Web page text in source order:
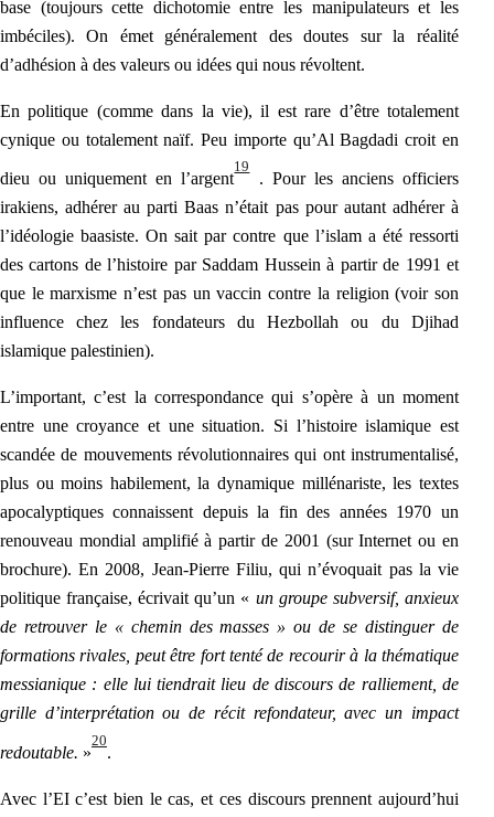
base (toujours cette dichotomie entre les manipulateurs et les
imbéciles). On émet généralement des doutes sur la réalité
d’adhésion à des valeurs ou idées qui nous révoltent.
En politique (comme dans la vie), il est rare d’être totalement
cynique ou totalement naïf. Peu importe qu’Al Bagdadi croit en
dieu ou uniquement en l’argent
19
. Pour les anciens officiers
irakiens, adhérer au parti Baas n’était pas pour autant adhérer à
l’idéologie baasiste. On sait par contre que l’islam a été ressorti
des cartons de l’histoire par Saddam Hussein à partir de 1991 et
que le marxisme n’est pas un vaccin contre la religion (voir son
influence chez les fondateurs du Hezbollah ou du Djihad
islamique palestinien).
L’important, c’est la correspondance qui s’opère à un moment
entre une croyance et une situation. Si l’histoire islamique est
scandée de mouvements révolutionnaires qui ont instrumentalisé,
plus ou moins habilement, la dynamique millénariste, les textes
apocalyptiques connaissent depuis la fin des années 1970 un
renouveau mondial amplifié à partir de 2001 (sur Internet ou en
brochure). En 2008, Jean-Pierre Filiu, qui n’évoquait pas la vie
politique française, écrivait qu’un « un groupe subversif, anxieux
de retrouver le « chemin des masses » ou de se distinguer de
formations rivales, peut être fort tenté de recourir à la thématique
messianique : elle lui tiendrait lieu de discours de ralliement, de
grille d’interprétation ou de récit refondateur, avec un impact
redoutable. »
20
.
Avec l’EI c’est bien le cas, et ces discours prennent aujourd’hui